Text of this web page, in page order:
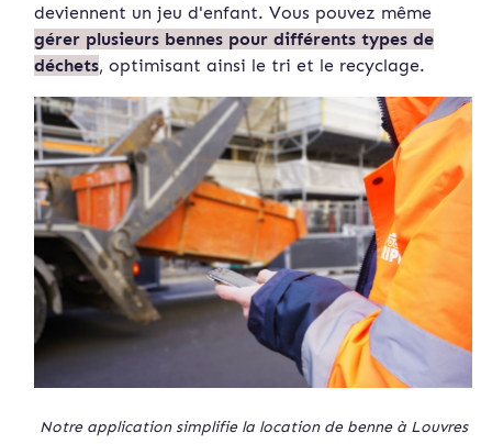
deviennent un jeu d'enfant. Vous pouvez même
gérer plusieurs bennes pour différents types de
déchets, optimisant ainsi le tri et le recyclage.
Notre application simplifie la location de benne à Louvres